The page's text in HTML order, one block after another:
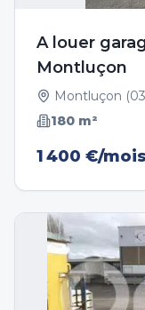
A louer
Montluçon
Montluçon (
180 m²
1 400 €/mois